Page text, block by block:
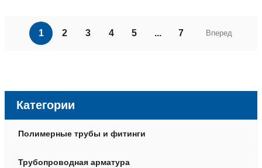
1 2 3 4 5 ... 7 Вперед
Категории
Полимерные трубы и фитинги
Трубопроводная арматура